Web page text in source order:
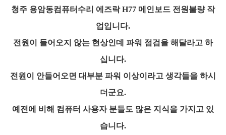
청주 용암동컴퓨터수리 에즈락 H77 메인보드 전원불량 작
업입니다.
전원이 들어오지 않는 현상인데 파워 점검을 해달라고 하
십니다.
전원이 안들어오면 대부분 파워 이상이라고 생각들을 하시
더군요.
예전에 비해 컴퓨터 사용자 분들도 많은 지식을 가지고 있
습니다.